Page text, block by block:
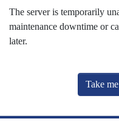
The server is temporarily
maintenance downtime or
later.
Take